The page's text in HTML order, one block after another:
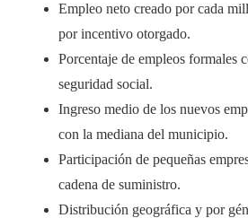
Empleo neto creado por cada
por incentivo otorgado.
Porcentaje de empleos formales
seguridad social.
Ingreso medio de los nuevos
con la mediana del municipio.
Participación de pequeñas
cadena de suministro.
Distribución geográfica y por